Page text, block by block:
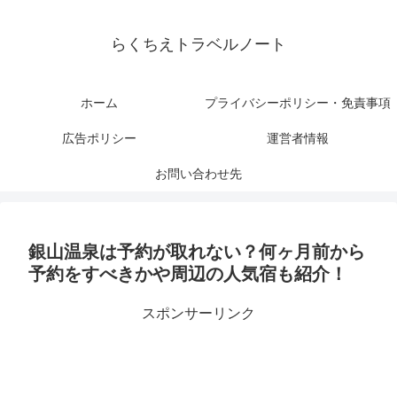
らくちえトラベルノート
ホーム プライバシーポリシー・免責事項
広告ポリシー 運営者情報
お問い合わせ先
銀山温泉は予約が取れない？何ヶ月前から
予約をすべきかや周辺の人気宿も紹介！
スポンサーリンク